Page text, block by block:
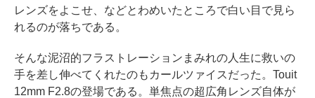
レンズをよこせ、などとわめいたところで白い目で見ら
れるのが落ちである。
そんな泥沼的フラストレーションまみれの人生に救いの
手を差し伸べてくれたのもカールツァイスだった。Touit
12mm F2.8の登場である。単焦点の超広角レンズ自体が